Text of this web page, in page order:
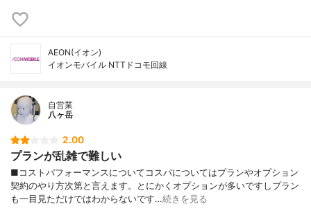
AEON(イオン)
イオンモバイル NTTドコモ回線
自営業
八ヶ岳
2.00
プランが乱雑で難しい
■コストパフォーマンスについてコスパについてはプランやオプション
契約のやり方次第と言えます。とにかくオプションが多いですしプラン
も一目見ただけではわからないです…続きを見る